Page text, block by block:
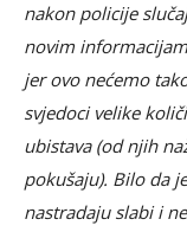
nakon policije
novim
jer ovo nećemo
svjedoci velike
ubistava (od njih
pokušaju). Bilo da
nastradaju slabi i